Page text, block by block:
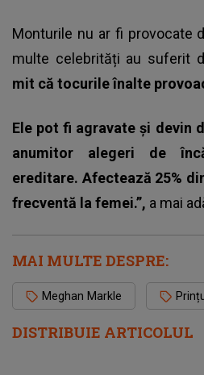
DISTRIBUIE ARTICOLUL
Monturile nu ar fi provocate
multe celebrități au suferit
mit că tocurile înalte
Ele pot fi agravate și devin
anumitor alegeri de
ereditare. Afectează 25%
frecventă la femei.”, a mai
MAI MULTE DESPRE:
Meghan Markle